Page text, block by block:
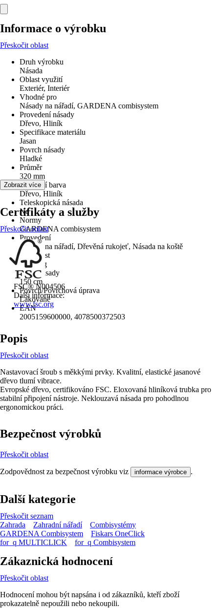
Informace o výrobku
Přeskočit oblast
Druh výrobku
Násada
Oblast využití
Exteriér, Interiér
Vhodné pro
Násady na nářadí, GARDENA combisystem
Provedení násady
Dřevo, Hliník
Specifikace materiálu
Jasan
Povrch násady
Hladké
Průměr
320 mm
Základní barva
Dřevo, Hliník
Teleskopická násada
Ne
Normy
GARDENA combisystem
Provedení
Násady na nářadí, Dřevěná rukojeť, Násada na koště
Hmotnost
0,570 kg
délka násady
150 cm
Povrch/Povrchová úprava
Lakované
EAN
2005159600000, 4078500372503
Zobrazit více
Certifikáty a služby
Přeskočit oblast
FSC® N004506
Další informace:
www.fsc.org
Popis
Přeskočit oblast
Nastavovací šroub s měkkými prvky. Kvalitní, elastické jasanové
dřevo tlumí vibrace.
Evropské dřevo, certifikováno FSC. Eloxovaná hliníková trubka pro
stabilní připojení nástroje. Neklouzavá násada pro pohodlnou
ergonomickou práci.
Bezpečnost výrobků
Přeskočit oblast
Zodpovědnost za bezpečnost výrobku viz informace výrobce .
Další kategorie
Přeskočit seznam
Zahrada
Zahradní nářadí
Combisystémy
GARDENA Combisystem
Fiskars OneClick
for_q MULTICLICK
for_q Combisystem
Zákaznická hodnocení
Přeskočit oblast
Hodnocení mohou být napsána i od zákazníků, kteří zboží
prokazatelně nepoužili nebo nekoupili.